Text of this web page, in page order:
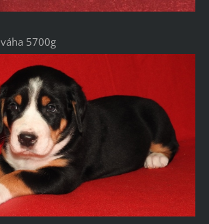
5700g